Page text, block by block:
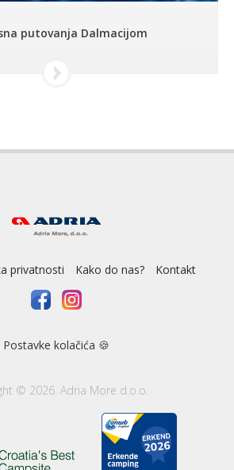
putovanja Dalmacijom
privatnosti Kako do nas? Kontakt
Postavke kolačića 🍪
© 2026. Adria More d.o.o.